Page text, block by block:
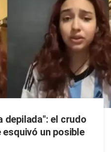
depilada": el crudo
un posible